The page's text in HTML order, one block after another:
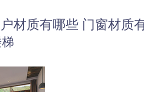
材质有哪些 门窗材质